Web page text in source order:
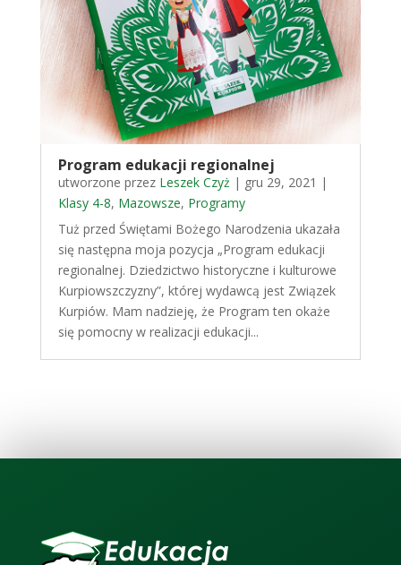
Program edukacji regionalnej
utworzone przez Leszek Czyż | gru 29, 2021 |
Klasy 4-8, Mazowsze, Programy
Tuż przed Świętami Bożego Narodzenia ukazała
się następna moja pozycja „Program edukacji
regionalnej. Dziedzictwo historyczne i kulturowe
Kurpiowszczyzny”, której wydawcą jest Związek
Kurpiów. Mam nadzieję, że Program ten okaże
się pomocny w realizacji edukacji...